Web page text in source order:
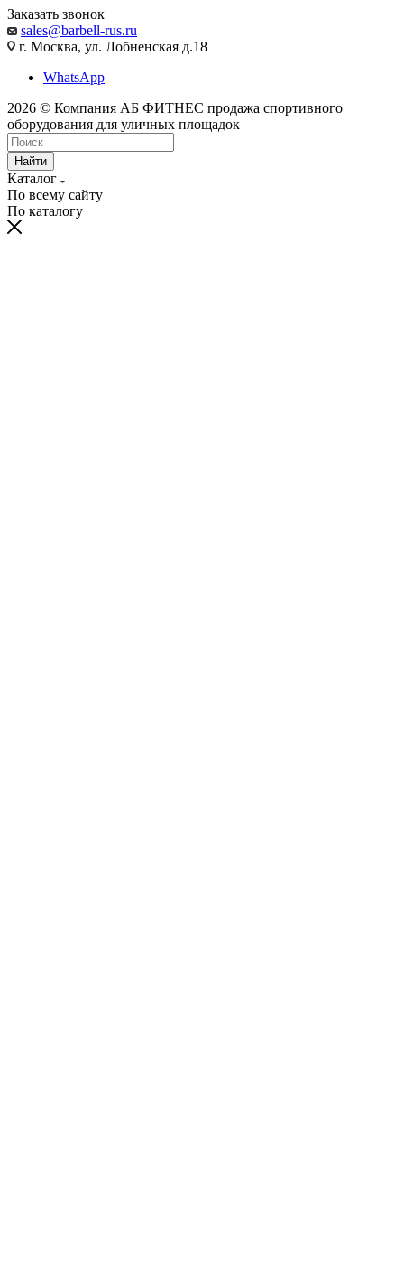
Заказать звонок
sales@barbell-rus.ru
г. Москва, ул. Лобненская д.18
WhatsApp
2026 © Компания АБ ФИТНЕС продажа спортивного
оборудования для уличных площадок
Найти
Каталог
По всему сайту
По каталогу